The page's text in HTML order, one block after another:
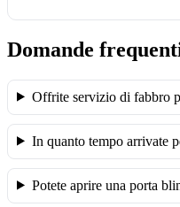
Domande
Offrite servizio di fabbro
In quanto tempo arrivate
Potete aprire una porta